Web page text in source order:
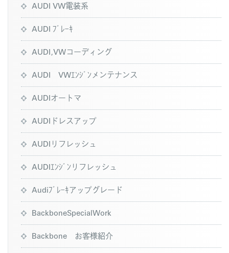
AUDI VW電装系
AUDI ﾌﾞﾚｰｷ
AUDI,VWコーディング
AUDI VWｴﾝｼﾞﾝメンテナンス
AUDIオートマ
AUDIドレスアップ
AUDIリフレッシュ
AUDIｴﾝｼﾞﾝリフレッシュ
Audiﾌﾞﾚｰｷアップグレード
BackboneSpecialWork
Backbone お客様紹介